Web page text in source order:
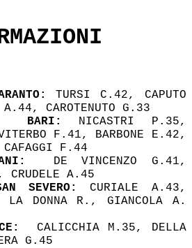
TURSI C.42, CAPUTO
CAROTENUTO G.33
BARI:
NICASTRI P.35,
F.41, BARBONE E.42,
CAFAGGI F.44
DE VINCENZO G.41,
CRUDELE A.45
SEVERO:
CURIALE A.43,
LA DONNA R., GIANCOLA A.
CALICCHIA M.35, DELLA
G.45